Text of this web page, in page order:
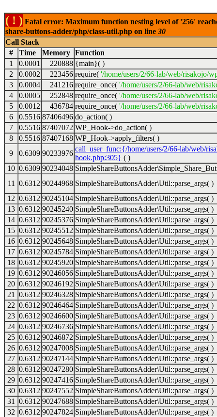
( ! ) Fatal error: Maximum function nesting level of '256'
share-buttons-adder/php/class-util.php on line 30
Call Stack
#
Time Memory Function
1
0.0001 220888 {main}( )
2
0.0002 223456 require( '/home/users/2/66-lab/web/risakojo/
3
0.0004 241216 require_once( '/home/users/2/66-lab/web/
4
0.0005 252848 require_once( '/home/users/2/66-lab/web/
5
0.0012 436784 require_once( '/home/users/2/66-lab/web/
6
0.5516 87406496 do_action( )
7
0.5516 87407072 WP_Hook->do_action( )
8
0.5516 87407168 WP_Hook->apply_filters( )
9
0.6309 90233976
call_user_func:{/home/users/2/66-lab/web/
hook.php:305} ( )
10 0.6309 90234048
11
0.6312 90244968 SimpleShareButtonsAdder\Util::parse_args( )
12 0.6312 90245104 SimpleShareButtonsAdder\Util::parse_args( )
13 0.6312 90245240 SimpleShareButtonsAdder\Util::parse_args( )
14 0.6312 90245376 SimpleShareButtonsAdder\Util::parse_args( )
15 0.6312 90245512 SimpleShareButtonsAdder\Util::parse_args( )
16 0.6312 90245648 SimpleShareButtonsAdder\Util::parse_args( )
17 0.6312 90245784 SimpleShareButtonsAdder\Util::parse_args( )
18 0.6312 90245920 SimpleShareButtonsAdder\Util::parse_args( )
19 0.6312 90246056 SimpleShareButtonsAdder\Util::parse_args( )
20 0.6312 90246192 SimpleShareButtonsAdder\Util::parse_args( )
21
0.6312 90246328 SimpleShareButtonsAdder\Util::parse_args( )
22 0.6312 90246464 SimpleShareButtonsAdder\Util::parse_args( )
23 0.6312 90246600 SimpleShareButtonsAdder\Util::parse_args( )
24 0.6312 90246736 SimpleShareButtonsAdder\Util::parse_args( )
25 0.6312 90246872 SimpleShareButtonsAdder\Util::parse_args( )
26 0.6312 90247008 SimpleShareButtonsAdder\Util::parse_args( )
27 0.6312 90247144 SimpleShareButtonsAdder\Util::parse_args( )
28 0.6312 90247280 SimpleShareButtonsAdder\Util::parse_args( )
29 0.6312 90247416 SimpleShareButtonsAdder\Util::parse_args( )
30 0.6312 90247552 SimpleShareButtonsAdder\Util::parse_args( )
31
0.6312 90247688 SimpleShareButtonsAdder\Util::parse_args( )
32 0.6312 90247824 SimpleShareButtonsAdder\Util::parse_args( )